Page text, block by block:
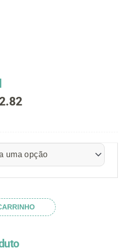
Faixa
através
R$ 32.82